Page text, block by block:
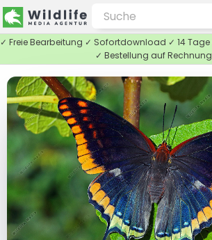
✓ Freie Bearbeitung ✓ Sofortdownload ✓ 14
✓ Bestellung auf Rechnung